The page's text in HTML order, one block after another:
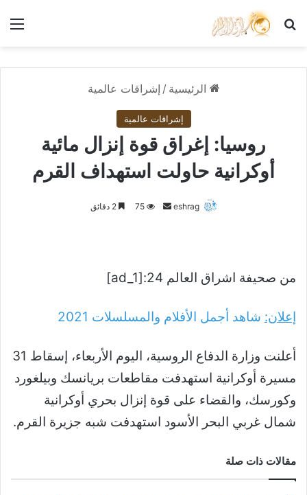
بحث عن
الرئيسية / إشراقات عالمية
إشراقات عالمية
روسيا: إغراق قوة إنزال مائية
أوكرانية حاولت استهداف القرم
eshrag
أرسل75 2 دقائق
من صحيفة اشراق العالم 24:[ad_1]
إعلان: شاهد أجمل الأفلام والمسلسلات 2021
أعلنت وزارة الدفاع الروسية، اليوم الأربعاء، إسقاط 31
مسيرة أوكرانية استهدفت مقاطعات بريانسك وبيلغورد
وكورسك، والقضاء على قوة إنزال بحري أوكرانية
شمال غربي البحر الأسود استهدفت شبه جزيرة القرم.
مقالات ذات صلة